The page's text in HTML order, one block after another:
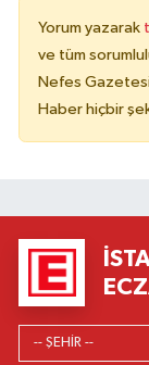
Yorum yazarak
ve tüm
Nefes
Haber hiçbir